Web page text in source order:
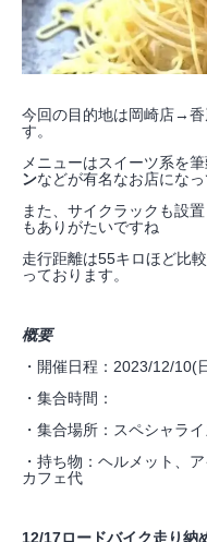
今回の目的地は岡崎店→
す。
メニューはスイーツ系を筆
ンなどが有名なお店になっ
また、サイクラックも設
もありがたいですね
走行距離は55キロほど比
っております。
概要
・開催日程：2023/12/10(
・集合時間：
・集合場所：スペシャラ
・持ち物：ヘルメット、
カフェ代
12/17ロードバイク走り納